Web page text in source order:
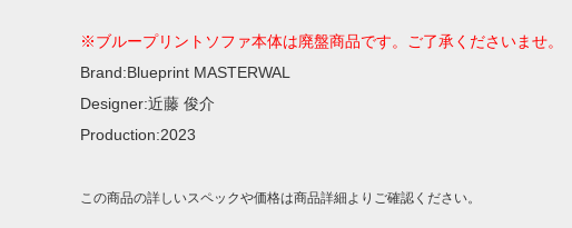
※ブループリントソファ本体は廃盤商品です。ご了承くださいませ。
Brand:Blueprint MASTERWAL
Designer:近藤 俊介
Production:2023
この商品の詳しいスペックや価格は商品詳細よりご確認ください。